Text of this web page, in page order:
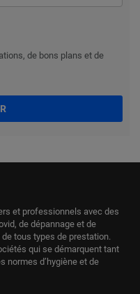
de bons plans et de
et professionnels avec des
de dépannage et de
tous types de prestation.
qui se démarquent tant
normes d’hygiène et de